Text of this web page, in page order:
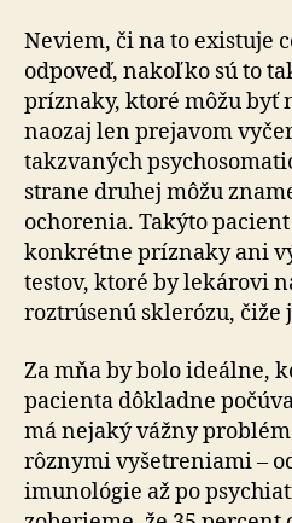
Neviem, či na to existuje
odpoveď, nakoľko sú to
príznaky, ktoré môžu byť
naozaj len prejavom
takzvaných
strane druhej môžu
ochorenia. Takýto
konkrétne príznaky ani
testov, ktoré by lekárovi
roztrúsenú sklerózu, čiže
Za mňa by bolo ideálne,
pacienta dôkladne
má nejaký vážny
rôznymi vyšetreniami –
imunológie až po